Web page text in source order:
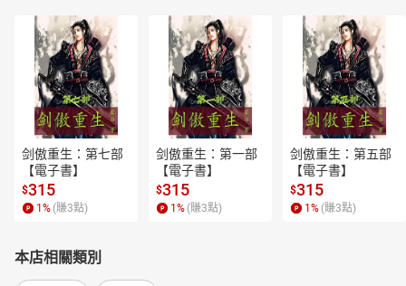
剑傲重生：第七部
【電子書】
$315
1 % (賺3點)
剑傲重生：第一部
【電子書】
$315
1 % (賺3點)
剑傲重生：第五部
【電子書】
$315
1 % (賺3點)
本店相關類別